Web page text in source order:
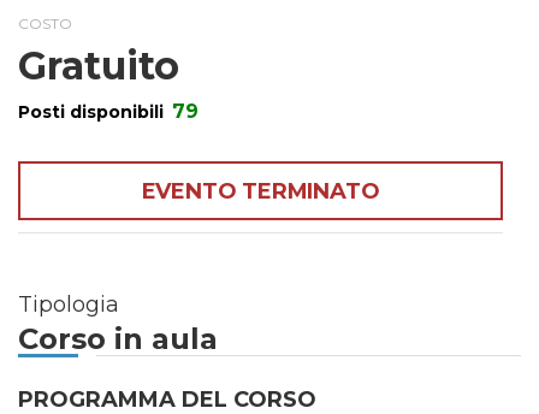
COSTO
Gratuito
Posti disponibili 79
EVENTO TERMINATO
Tipologia
Corso in aula
PROGRAMMA DEL CORSO